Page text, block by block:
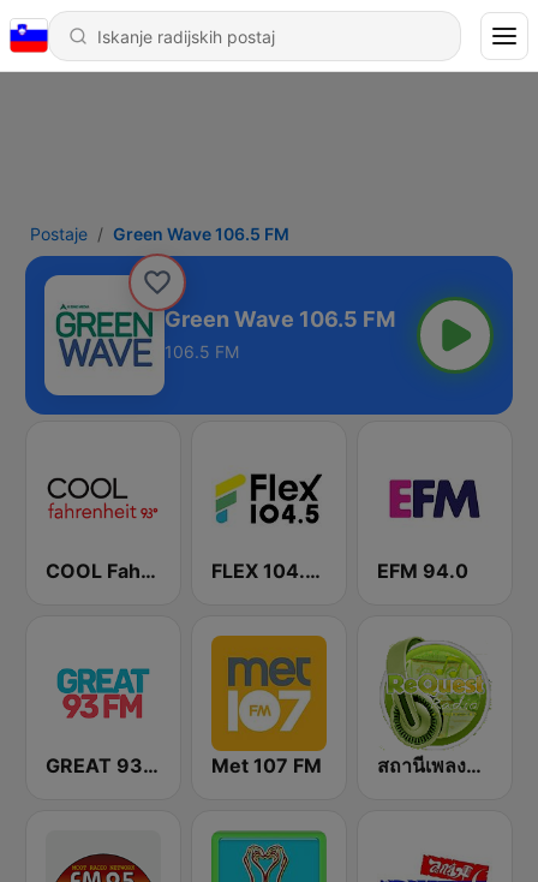
Postaje Green Wave 106.5 FM
Green Wave 106.5 FM
106.5 FM
COOL Fahrenheit 93 FM FLEX 104.5 FM EFM 94.0
GREAT 93 | ONLINE Met 107 FM สถานีเพลงสตริง Request Radio